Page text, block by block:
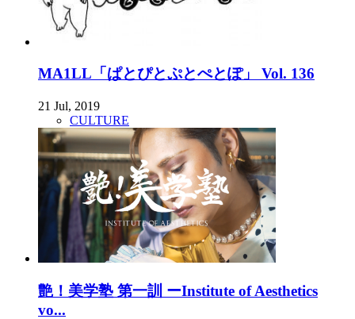
MA1LL「ぱとぴとぷとぺとぽ」 Vol. 136
21 Jul, 2019
CULTURE
艶！美学塾 第一訓 ーInstitute of Aesthetics
vo...